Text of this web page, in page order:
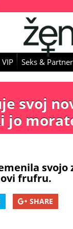
VIP Seks &
svoj
jo
svojo
frufru.
SHARE